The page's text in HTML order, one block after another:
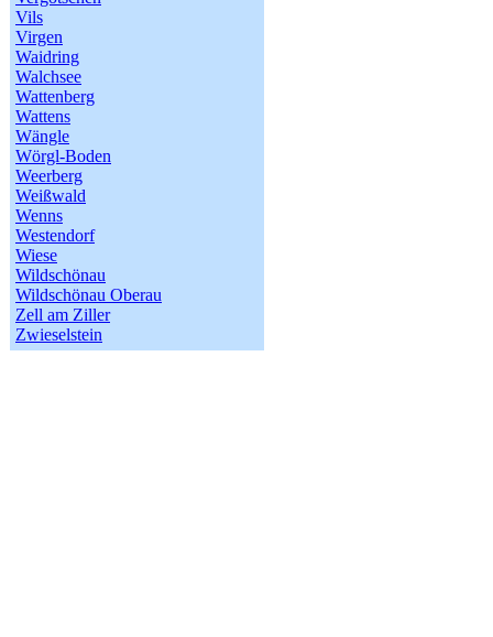
Vils
Virgen
Waidring
Walchsee
Wattenberg
Wattens
Wängle
Wörgl-Boden
Weerberg
Weißwald
Wenns
Westendorf
Wiese
Wildschönau
Wildschönau Oberau
Zell am Ziller
Zwieselstein